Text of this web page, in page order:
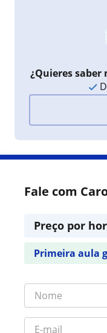
¿Quieres saber
Fale com
Preço por
Primeira aula